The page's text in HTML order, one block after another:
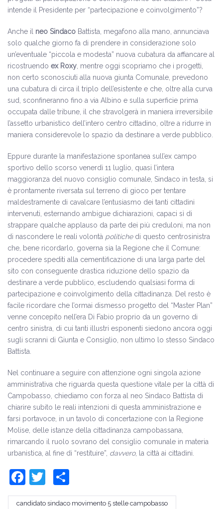
intende il Presidente per “partecipazione e coinvolgimento”?
Anche il neo Sindaco Battista, megafono alla mano, annunciava
solo qualche giorno fa di prendere in considerazione solo
un’eventuale “piccola e modesta” nuova cubatura da affiancare al
ricostruendo ex Roxy, mentre oggi scopriamo che i progetti,
non certo sconosciuti alla nuova giunta Comunale, prevedono
una cubatura di circa il triplo dell’esistente e che, oltre alla curva
sud, sconfineranno fino a via Albino e sulla superficie prima
occupata dalle tribune, il che stravolgerà in maniera irreversibile
l’assetto urbanistico dell’intero centro cittadino, oltre a ridurre in
maniera considerevole lo spazio da destinare a verde pubblico.
Eppure durante la manifestazione spontanea sull’ex campo
sportivo dello scorso venerdì 11 luglio, quasi l’intera
maggioranza del nuovo consiglio comunale, Sindaco in testa, si
è prontamente riversata sul terreno di gioco per tentare
maldestramente di cavalcare l’entusiasmo dei tanti cittadini
intervenuti, esternando ambigue dichiarazioni, capaci sì di
strappare qualche applauso da parte dei più creduloni, ma non
di nascondere le reali volontà politichedi questo centrosinistra
che, bene ricordarlo, governa sia la Regione che il Comune:
procedere spediti alla cementificazione di una larga parte del
sito con conseguente drastica riduzione dello spazio da
destinare a verde pubblico, escludendo qualsiasi forma di
partecipazione e coinvolgimento della cittadinanza. Del resto è
facile ricordare che l’ormai dismesso progetto del “Master Plan”
venne concepito nell’era Di Fabio proprio da un governo di
centro sinistra, di cui tanti illustri esponenti siedono ancora oggi
sugli scranni di Giunta e Consiglio, non ultimo lo stesso Sindaco
Battista.
Nel continuare a seguire con attenzione ogni singola azione
amministrativa che riguarda questa questione vitale per la città di
Campobasso, chiediamo con forza al neo Sindaco Battista di
chiarire subito le reali intenzioni di questa amministrazione e
farsi portavoce, in un tavolo di concertazione con la Regione
Molise, delle istanze della cittadinanza campobassana,
rimarcando il ruolo sovrano del consiglio comunale in materia
urbanistica, al fine di “restituire”, davvero, la città ai cittadini.
Facebook
Twitter
candidato sindaco movimento 5 stelle campobasso